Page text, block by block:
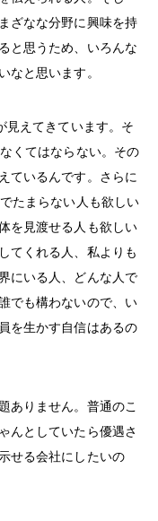
ざなな分野に興味を持
と思うため、いろんな
なと思います。
見えてきています。そ
くてはならない。その
ているんです。さらに
たまらない人も欲しい
を見渡せる人も欲しい
てくれる人、私よりも
にいる人、どんな人で
でも構わないので、い
を生かす自信はあるの
ありません。普通のこ
んとしていたら優遇さ
せる会社にしたいの